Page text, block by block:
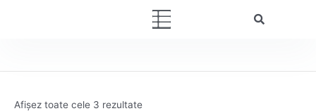
Menu
Afișez toate cele 3 rezultate
după
cele
mai